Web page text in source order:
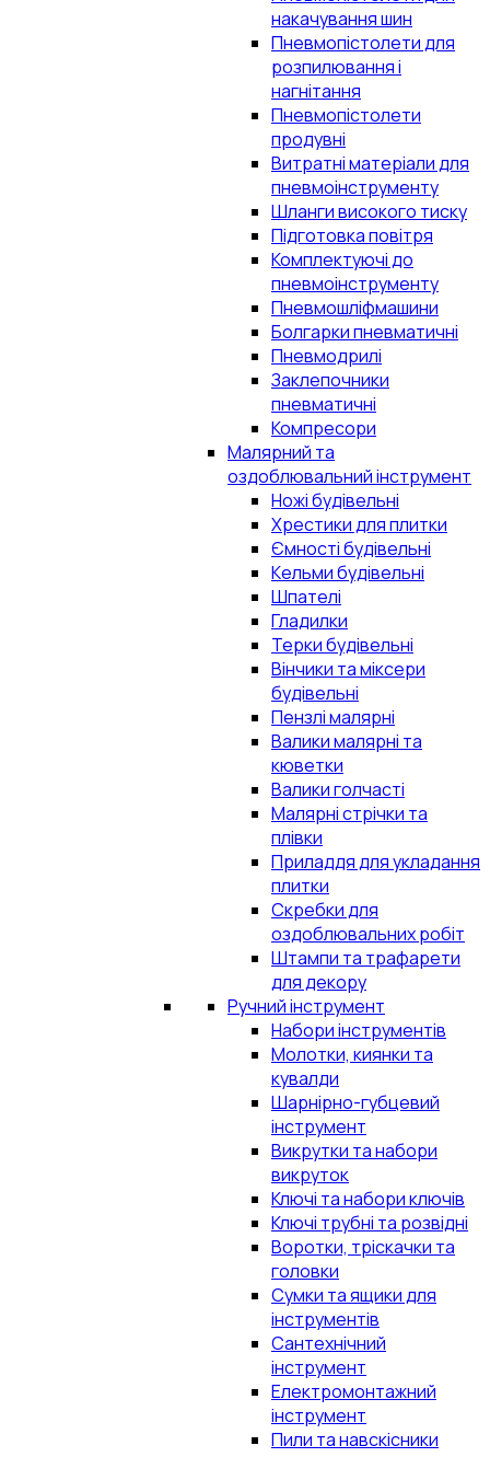
накачування шин
Пневмопістолети для
розпилювання і
нагнітання
Пневмопістолети
продувні
Витратні матеріали для
пневмоінструменту
Шланги високого тиску
Підготовка повітря
Комплектуючі до
пневмоінструменту
Пневмошліфмашини
Болгарки пневматичні
Пневмодрилі
Заклепочники
пневматичні
Компресори
Малярний та
оздоблювальний інструмент
Ножі будівельні
Хрестики для плитки
Ємності будівельні
Кельми будівельні
Шпателі
Гладилки
Терки будівельні
Вінчики та міксери
будівельні
Пензлі малярні
Валики малярні та
кюветки
Валики голчасті
Малярні стрічки та
плівки
Приладдя для укладання
плитки
Скребки для
оздоблювальних робіт
Штампи та трафарети
для декору
Ручний інструмент
Набори інструментів
Молотки, киянки та
кувалди
Шарнірно-губцевий
інструмент
Викрутки та набори
викруток
Ключі та набори ключів
Ключі трубні та розвідні
Воротки, тріскачки та
головки
Сумки та ящики для
інструментів
Сантехнічний
інструмент
Електромонтажний
інструмент
Пили та навскісники